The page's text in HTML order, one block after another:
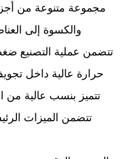
مجموعة متنوعة من أجزاء
والكسوة إلى
حرارة عالية داخل
تتميز بنسب عالية من
تتضمن الميزات